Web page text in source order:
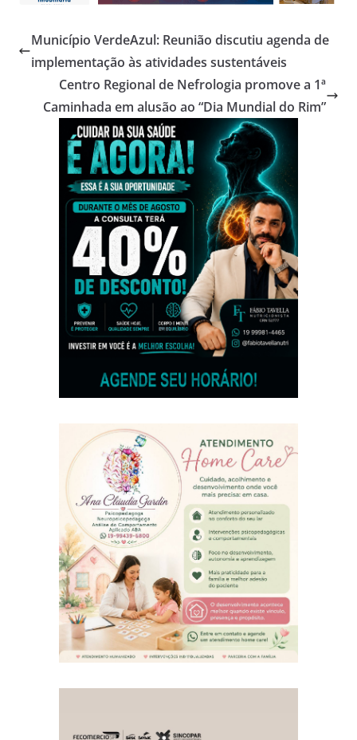
Município VerdeAzul: Reunião discutiu agenda de
implementação às atividades sustentáveis
Centro Regional de Nefrologia promove a 1ª
Caminhada em alusão ao “Dia Mundial do Rim”